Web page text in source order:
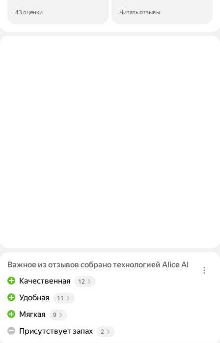
43 оценки Читать отзывы
Важное из отзывов собрано технологией Alice AI
Качественная
12
Удобная 11
Мягкая 9
Присутствует запах 2